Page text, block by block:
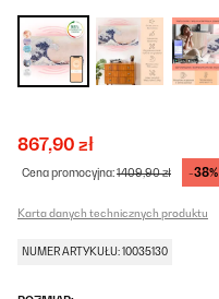
867,90 zł
Cena promocyjna:1409,90 zł -38%
Karta danych technicznych produktu
NUMER ARTYKUŁU: 10035130